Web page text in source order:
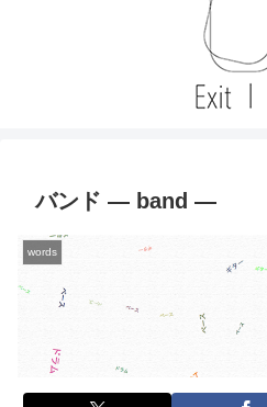
バンド — band —
words